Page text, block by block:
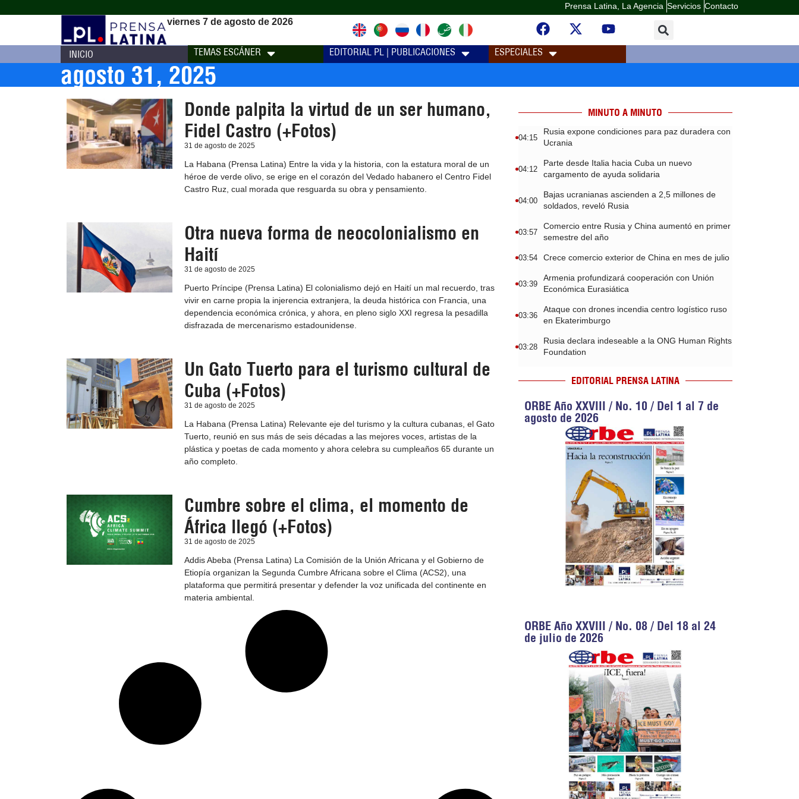
Prensa Latina, La Agencia Servicios Contacto
viernes 7 de agosto de 2026
INICIO TEMAS ESCÁNER EDITORIAL PL | PUBLICACIONES ESPECIALES
agosto 31, 2025
Donde palpita la virtud de un ser humano,
Fidel Castro (+Fotos)
31 de agosto de 2025
La Habana (Prensa Latina) Entre la vida y la historia, con la estatura moral de un
héroe de verde olivo, se erige en el corazón del Vedado habanero el Centro Fidel
Castro Ruz, cual morada que resguarda su obra y pensamiento.
Otra nueva forma de neocolonialismo en
Haití
31 de agosto de 2025
Puerto Príncipe (Prensa Latina) El colonialismo dejó en Haití un mal recuerdo, tras
vivir en carne propia la injerencia extranjera, la deuda histórica con Francia, una
dependencia económica crónica, y ahora, en pleno siglo XXI regresa la pesadilla
disfrazada de mercenarismo estadounidense.
Un Gato Tuerto para el turismo cultural de
Cuba (+Fotos)
31 de agosto de 2025
La Habana (Prensa Latina) Relevante eje del turismo y la cultura cubanas, el Gato
Tuerto, reunió en sus más de seis décadas a las mejores voces, artistas de la
plástica y poetas de cada momento y ahora celebra su cumpleaños 65 durante un
año completo.
Cumbre sobre el clima, el momento de
África llegó (+Fotos)
31 de agosto de 2025
Addis Abeba (Prensa Latina) La Comisión de la Unión Africana y el Gobierno de
Etiopía organizan la Segunda Cumbre Africana sobre el Clima (ACS2), una
plataforma que permitirá presentar y defender la voz unificada del continente en
materia ambiental.
MINUTO A MINUTO
04:15
Rusia expone condiciones para paz duradera con
Ucrania
04:12
Parte desde Italia hacia Cuba un nuevo
cargamento de ayuda solidaria
04:00
Bajas ucranianas ascienden a 2,5 millones de
soldados, reveló Rusia
03:57
Comercio entre Rusia y China aumentó en primer
semestre del año
03:54 Crece comercio exterior de China en mes de julio
03:39
Armenia profundizará cooperación con Unión
Económica Eurasiática
03:36
Ataque con drones incendia centro logístico ruso
en Ekaterimburgo
03:28
Rusia declara indeseable a la ONG Human Rights
Foundation
EDITORIAL PRENSA LATINA
ORBE Año XXVIII / No. 10 / Del 1 al 7 de
agosto de 2026
ORBE Año XXVIII / No. 08 / Del 18 al 24
de julio de 2026